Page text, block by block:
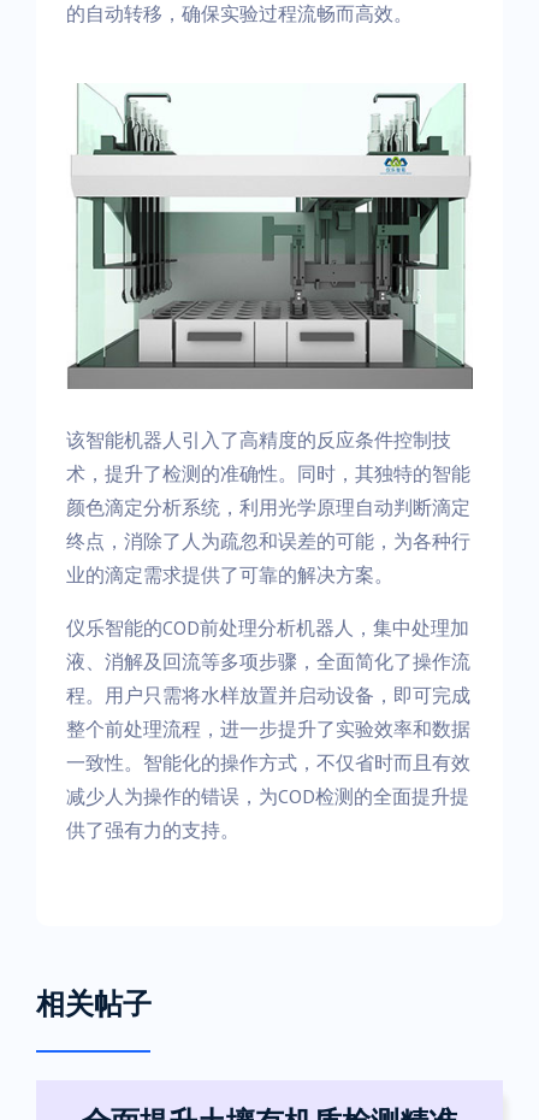
的自动转移，确保实验过程流畅而高效。
该智能机器人引入了高精度的反应条件控制技
术，提升了检测的准确性。同时，其独特的智能
颜色滴定分析系统，利用光学原理自动判断滴定
终点，消除了人为疏忽和误差的可能，为各种行
业的滴定需求提供了可靠的解决方案。
仪乐智能的COD前处理分析机器人，集中处理加
液、消解及回流等多项步骤，全面简化了操作流
程。用户只需将水样放置并启动设备，即可完成
整个前处理流程，进一步提升了实验效率和数据
一致性。智能化的操作方式，不仅省时而且有效
减少人为操作的错误，为COD检测的全面提升提
供了强有力的支持。
相关帖子